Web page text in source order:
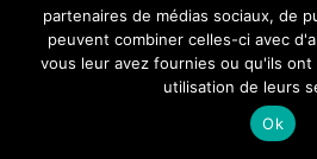
partenaires de médias sociaux, de
peuvent combiner celles-ci avec
vous leur avez fournies ou qu'ils
utilisation de leurs
Ok